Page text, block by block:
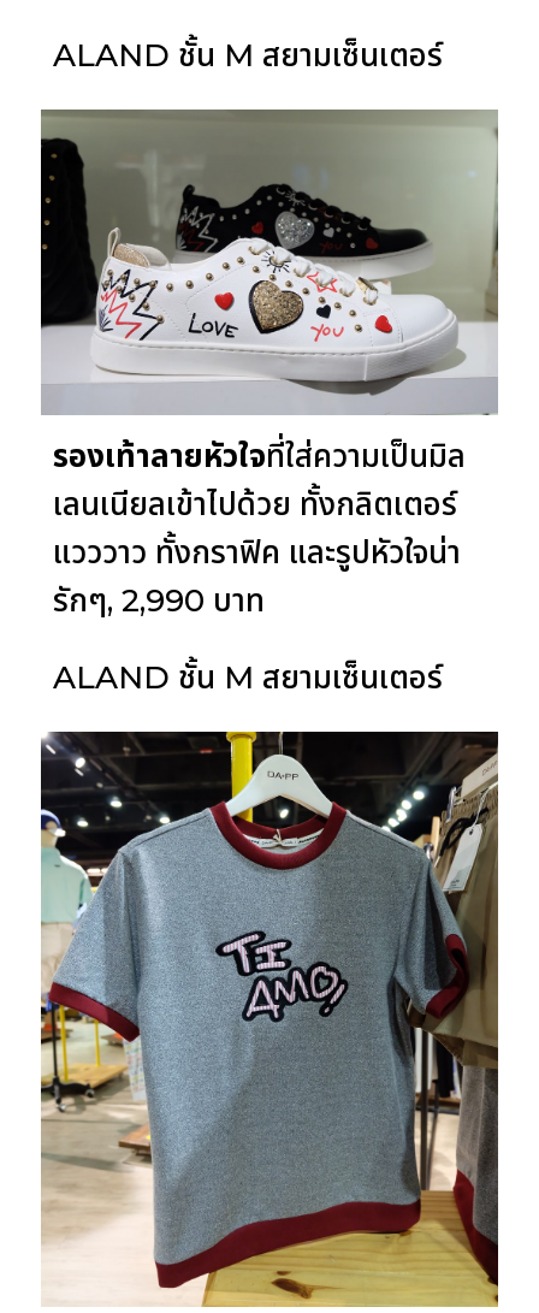
ALAND ชั้น M สยามเซ็นเตอร์
รองเท้าลายหัวใจที่ใส่ความเป็นมิล
เลนเนียลเข้าไปด้วย ทั้งกลิตเตอร์
แวววาว ทั้งกราฟิค และรูปหัวใจน่า
รักๆ, 2,990 บาท
ALAND ชั้น M สยามเซ็นเตอร์